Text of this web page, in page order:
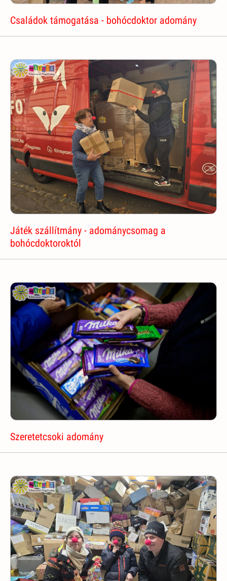
Családok támogatása - bohócdoktor adomány
Játék szállítmány - adománycsomag a
bohócdoktoroktól
Szeretetcsoki adomány